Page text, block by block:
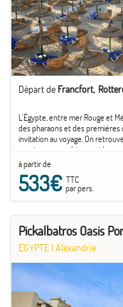
Départ de Francfort
L'Égypte, entre mer Rouge et
des pharaons et des
invitation au voyage. On
montagneuse, plateau aride,
n'hésitez ...
à partir de
533€TTC
par pers.
Pickalbatros Oasis
EGYPTE | Alexandrie